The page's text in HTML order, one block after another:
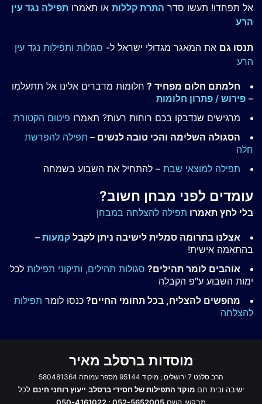
אל תפחדו! תעשו סדר התרת קללות או תאמרו תפילה נגד עין
הרע
תנסו גם את המאגר מגדולי ישראל ל- סגולות ותפילות נגד עין
הרע
חלמתם חלום מפחיד ? חלומות מדברים אלינו אל תתעלמו
– פירוש / פתרון חלומות
מרגישים שנדבקו בכם רוחות רעות? תאמרו פיטום הקטורת
הסגולה השלימה והכי טובה לנשים – תפילה להפרשת
חלה
תפילה למוצאי שבת – להתחיל את השבוע בשמחה
עומדים לפני מבחן חשוב?
בלי לחץ תאמרו תפילה להצלחה במבחן
אצלנו בתרומה סמלית לישיבה ניתן לקבל קמעות –
בהתאמה אישית!
אוהבים לומר תהילים? סגולות תהילים, ותיקוני תפילות לכל
ימות השבוע ע"פ הקבלה
מחפשים להצליח, בכל תחומי החיים? כנסו לומר תפילות
להצלחה
מוסדות ברסלב מאיר
הרב סלנט 7 ירושלים ; מיקוד 95144 מספר עמותה 580481364
ישיבה ובית חם מוקד התפילות של חסידי ברסלב ייעוץ רוחני חינם לכל